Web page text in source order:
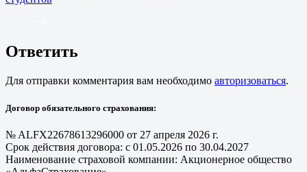
Ответить
Для отправки комментария вам необходимо авторизоваться.
Договор обязательного страхования:
№ ALFX22678613296000 от 27 апреля 2026 г.
Срок действия договора: с 01.05.2026 по 30.04.2027
Наименование страховой компании: Акционерное общество